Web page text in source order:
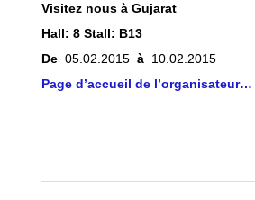
Visitez nous à Gujarat
Hall: 8 Stall: B13
De 05.02.2015 à 10.02.2015
Page d’accueil de l’organisateur…